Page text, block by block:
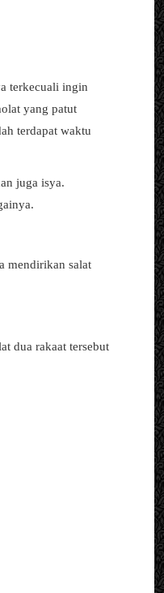
terkecuali ingin
yang patut
terdapat waktu
juga isya.
mendirikan salat
dua rakaat tersebut